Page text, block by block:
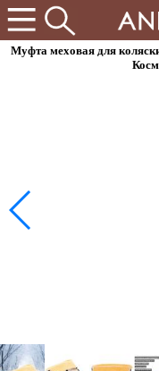
Муфта меховая для